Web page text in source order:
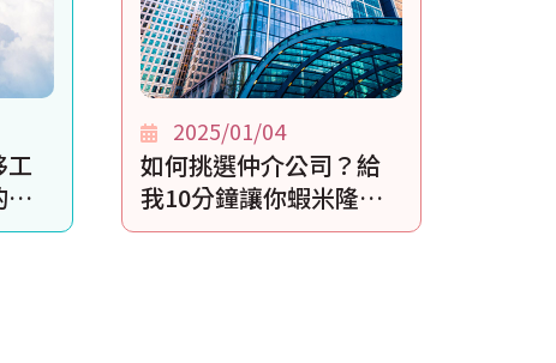
工
天
2025/01/04
如何挑選仲介公司？給
我10分鐘讓你蝦米隆會
通！